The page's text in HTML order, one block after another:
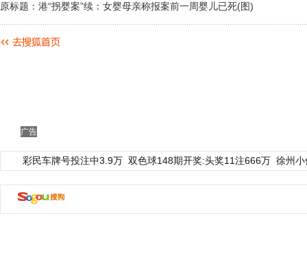
原标题：港“拐婴案”续：女婴母亲称报案前一周婴儿已死(图)
广告
彩民车牌号投注中3.9万 双色球148期开奖:头奖11注666万 徐州